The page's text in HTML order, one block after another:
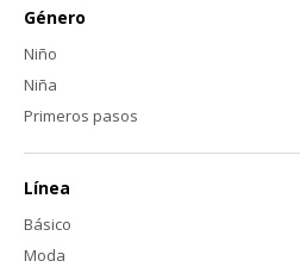
Género
Niño
Niña
Primeros pasos
Línea
Básico
Moda